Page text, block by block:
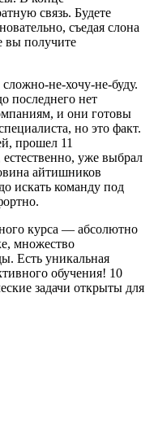
связь. Будете
съедая слона
вы получите
не-хочу-не-буду.
последнего нет
и они готовы
но это факт.
прошел 11
уже выбрал
айтишников
искать команду под
курса — абсолютно
множество
Есть уникальная
обучения! 10
задачи открыты для